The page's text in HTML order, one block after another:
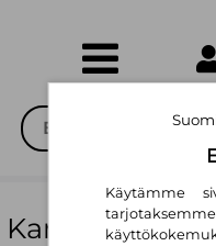
Kamala luonto
Käytämme